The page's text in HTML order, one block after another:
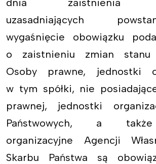
dnia zaistnienia
uzasadniających
wygaśnięcie obowiązku
o zaistnieniu zmian stanu
Osoby prawne, jednostki
w tym spółki, nie
prawnej, jednostki
Państwowych, a
organizacyjne Agencji
Skarbu Państwa są